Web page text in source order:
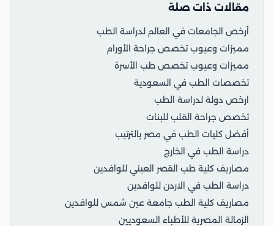
مقالات ذات صلة
أرخص الجامعات في العالم لدراسة الطب
مميزات وعيوب تخصص جراحة الأورام
مميزات وعيوب تخصص طب الأسرة
تخصصات الطب في السعودية
ارخص دولة لدراسة الطب
تخصص جراحة القلب للبنات
أفضل كليات الطب في مصر بالترتيب
دراسة الطب في الخارج
مصاريف كلية طب القصر العيني للوافدين
دراسة الطب في الاردن للوافدين
مصاريف كلية الطب جامعة عين شمس للوافدين
الزمالة المصرية للأطباء السعوديين